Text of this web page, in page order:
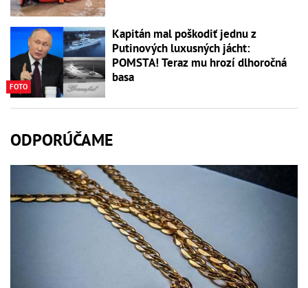
FOTO
Kapitán mal poškodiť jednu z
Putinových luxusných jácht:
POMSTA! Teraz mu hrozí dlhoročná
basa
ODPORÚČAME